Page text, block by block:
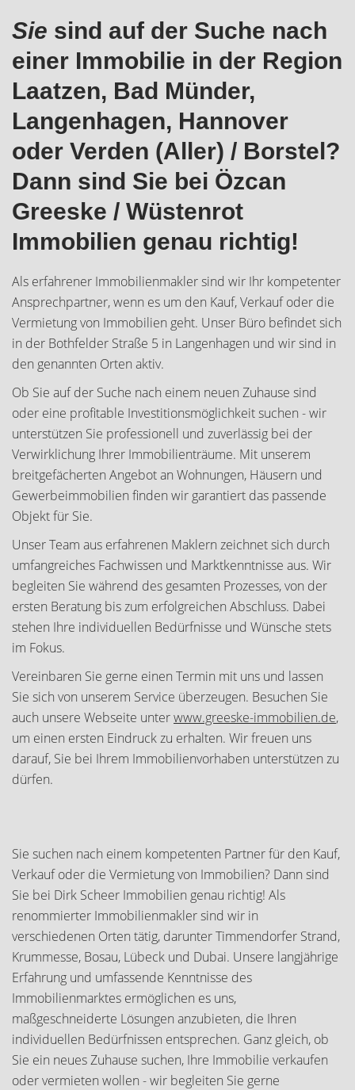
Sie sind auf der Suche nach
einer Immobilie in der Region
Laatzen, Bad Münder,
Langenhagen, Hannover
oder Verden (Aller) / Borstel?
Dann sind Sie bei Özcan
Greeske / Wüstenrot
Immobilien genau richtig!
Als erfahrener Immobilienmakler sind wir Ihr kompetenter
Ansprechpartner, wenn es um den Kauf, Verkauf oder die
Vermietung von Immobilien geht. Unser Büro befindet sich
in der Bothfelder Straße 5 in Langenhagen und wir sind in
den genannten Orten aktiv.
Ob Sie auf der Suche nach einem neuen Zuhause sind
oder eine profitable Investitionsmöglichkeit suchen - wir
unterstützen Sie professionell und zuverlässig bei der
Verwirklichung Ihrer Immobilienträume. Mit unserem
breitgefächerten Angebot an Wohnungen, Häusern und
Gewerbeimmobilien finden wir garantiert das passende
Objekt für Sie.
Unser Team aus erfahrenen Maklern zeichnet sich durch
umfangreiches Fachwissen und Marktkenntnisse aus. Wir
begleiten Sie während des gesamten Prozesses, von der
ersten Beratung bis zum erfolgreichen Abschluss. Dabei
stehen Ihre individuellen Bedürfnisse und Wünsche stets
im Fokus.
Vereinbaren Sie gerne einen Termin mit uns und lassen
Sie sich von unserem Service überzeugen. Besuchen Sie
auch unsere Webseite unterwww.greeske-immobilien.de,
um einen ersten Eindruck zu erhalten. Wir freuen uns
darauf, Sie bei Ihrem Immobilienvorhaben unterstützen zu
dürfen.
Sie suchen nach einem kompetenten Partner für den Kauf,
Verkauf oder die Vermietung von Immobilien? Dann sind
Sie bei Dirk Scheer Immobilien genau richtig! Als
renommierter Immobilienmakler sind wir in
verschiedenen Orten tätig, darunter Timmendorfer Strand,
Krummesse, Bosau, Lübeck und Dubai. Unsere langjährige
Erfahrung und umfassende Kenntnisse des
Immobilienmarktes ermöglichen es uns,
maßgeschneiderte Lösungen anzubieten, die Ihren
individuellen Bedürfnissen entsprechen. Ganz gleich, ob
Sie ein neues Zuhause suchen, Ihre Immobilie verkaufen
oder vermieten wollen - wir begleiten Sie gerne